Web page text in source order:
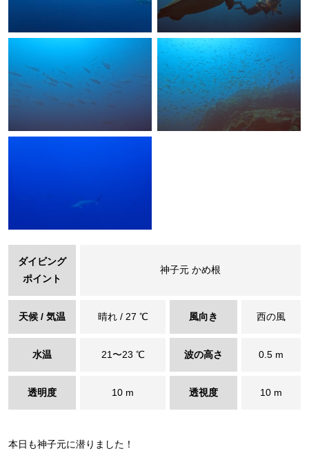
ダイビング
ポイント
神子元 かめ根
天候 / 気温 晴れ / 27 ℃ 風向き 西の風
水温 21〜23 ℃ 波の高さ 0.5 m
透明度 10 m 透視度 10 m
本日も神子元に潜りました！